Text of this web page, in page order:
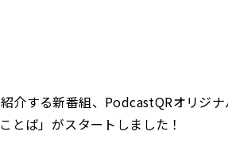
介する新番組、PodcastQRオリジ
ば」がスタートしました！